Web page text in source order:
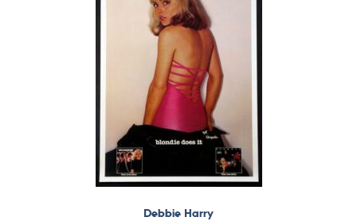
Debbie Harry